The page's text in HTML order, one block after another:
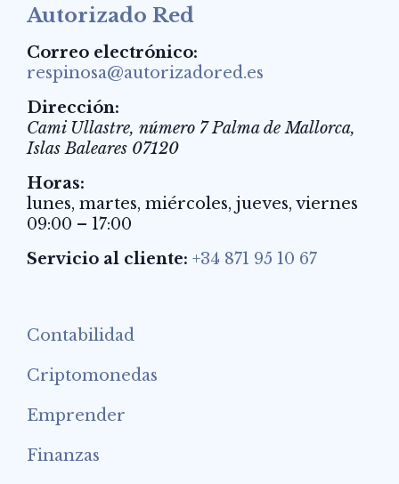
Autorizado Red
Correo electrónico:
respinosa@autorizadored.es
Dirección:
Cami Ullastre, número 7 Palma de Mallorca,
Islas Baleares 07120
Horas:
lunes, martes, miércoles, jueves, viernes
09:00 – 17:00
Servicio al cliente: +34 871 95 10 67
Contabilidad
Criptomonedas
Emprender
Finanzas